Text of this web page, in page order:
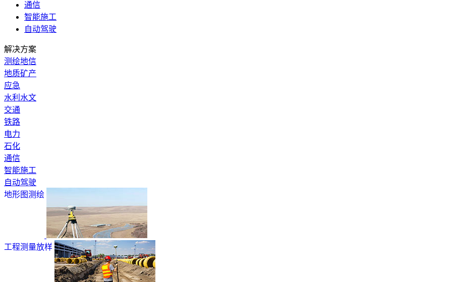
通信
智能施工
自动驾驶
解决方案
测绘地信
地质矿产
应急
水利水文
交通
铁路
电力
石化
通信
智能施工
自动驾驶
地形图测绘
工程测量放样